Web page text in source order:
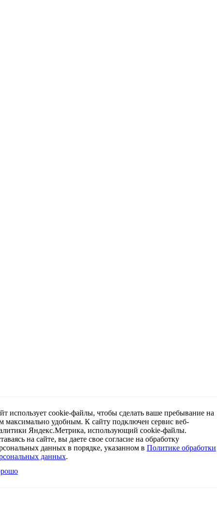
использует cookie-файлы, чтобы сделать ваше пребывание на
максимально удобным. К cайту подключен сервис веб-
Яндекс.Метрика, использующий cookie-файлы.
на сайте, вы даете свое согласие на обработку
данных в порядке, указанном в Политике обработки
данных.